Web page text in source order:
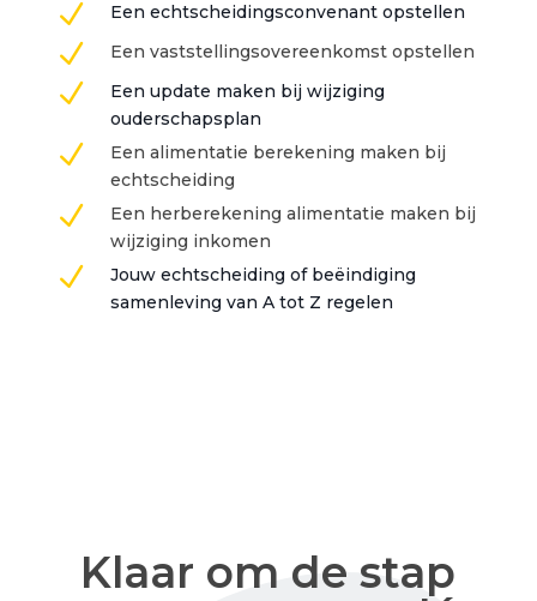
N Een echtscheidingsconvenant opstellen
N Een vaststellingsovereenkomst opstellen
N
Een update maken bij wijziging
ouderschapsplan
N
Een alimentatie berekening maken bij
echtscheiding
N
Een herberekening alimentatie maken bij
wijziging inkomen
N
Jouw echtscheiding of beëindiging
samenleving van A tot Z regelen
Klaar om de stap